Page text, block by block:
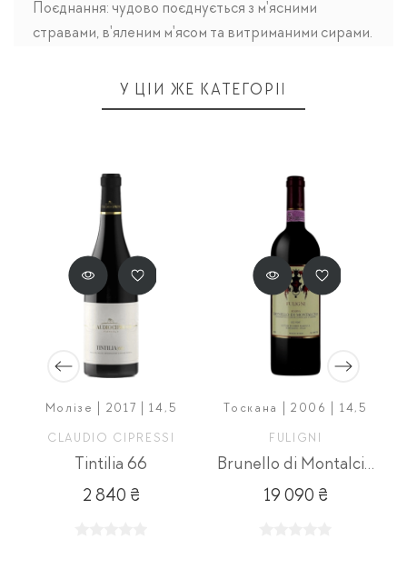
Поєднання: чудово поєднується з м'ясними
стравами, в'яленим м'ясом та витриманими сирами.
У ЦІЙ ЖЕ КАТЕГОРІЇ
Молізе | 2017 | 14,5
CLAUDIO CIPRESSI
Tintilia 66
2 840 ₴
Тоскана | 2006 | 14,5
FULIGNI
Brunello di Montalcino Riserva
19 090 ₴